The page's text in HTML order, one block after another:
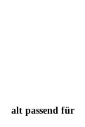
alt passend für